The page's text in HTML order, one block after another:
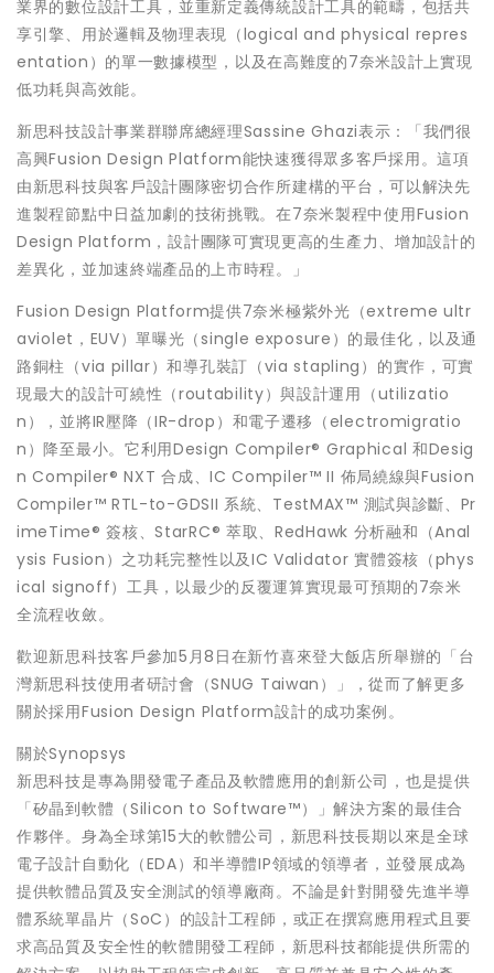
業界的數位設計工具，並重新定義傳統設計工具的範疇，包括共
享引擎、用於邏輯及物理表現（logical and physical repres
entation）的單一數據模型，以及在高難度的7奈米設計上實現
低功耗與高效能。
新思科技設計事業群聯席總經理Sassine Ghazi表示：「我們很
高興Fusion Design Platform能快速獲得眾多客戶採用。這項
由新思科技與客戶設計團隊密切合作所建構的平台，可以解決先
進製程節點中日益加劇的技術挑戰。在7奈米製程中使用Fusion
Design Platform，設計團隊可實現更高的生產力、增加設計的
差異化，並加速終端產品的上市時程。」
Fusion Design Platform提供7奈米極紫外光（extreme ultr
aviolet，EUV）單曝光（single exposure）的最佳化，以及通
路銅柱（via pillar）和導孔裝訂（via stapling）的實作，可實
現最大的設計可繞性（routability）與設計運用（utilizatio
n），並將IR壓降（IR-drop）和電子遷移（electromigratio
n）降至最小。它利用Design Compiler® Graphical 和Desig
n Compiler® NXT 合成、IC Compiler™ II 佈局繞線與Fusion
Compiler™ RTL-to-GDSII 系統、TestMAX™ 測試與診斷、Pr
imeTime® 簽核、StarRC® 萃取、RedHawk 分析融和（Anal
ysis Fusion）之功耗完整性以及IC Validator 實體簽核（phys
ical signoff）工具，以最少的反覆運算實現最可預期的7奈米
全流程收斂。
歡迎新思科技客戶參加5月8日在新竹喜來登大飯店所舉辦的「台
灣新思科技使用者研討會（SNUG Taiwan）」，從而了解更多
關於採用Fusion Design Platform設計的成功案例。
關於Synopsys
新思科技是專為開發電子產品及軟體應用的創新公司，也是提供
「矽晶到軟體（Silicon to Software™）」解決方案的最佳合
作夥伴。身為全球第15大的軟體公司，新思科技長期以來是全球
電子設計自動化（EDA）和半導體IP領域的領導者，並發展成為
提供軟體品質及安全測試的領導廠商。不論是針對開發先進半導
體系統單晶片（SoC）的設計工程師，或正在撰寫應用程式且要
求高品質及安全性的軟體開發工程師，新思科技都能提供所需的